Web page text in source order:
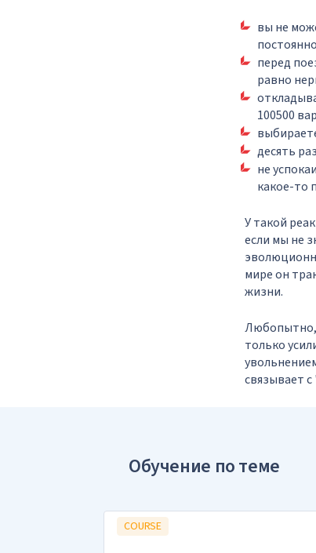
вы не
перед
равно
100500
десять
не
какое-то
У такой
если мы не
мире он
жизни.
Любопытно,
только
связывает
Обучение по теме
COURSE